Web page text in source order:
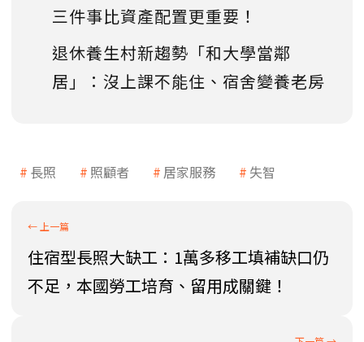
三件事比資產配置更重要！
退休養生村新趨勢「和大學當鄰
居」：沒上課不能住、宿舍變養老房
長照 照顧者 居家服務 失智
住宿型長照大缺工：1萬多移工填補缺口仍
不足，本國勞工培育、留用成關鍵！